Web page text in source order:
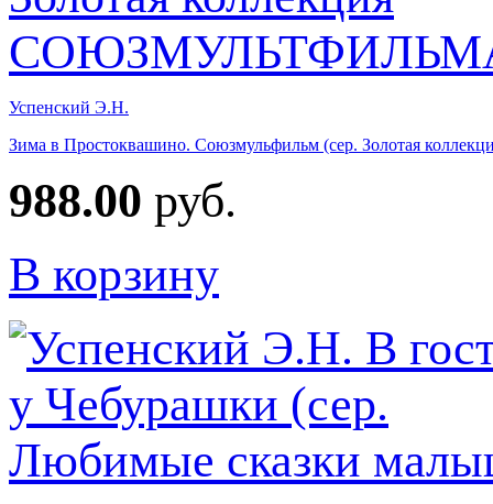
Успенский Э.Н.
Зима в Простоквашино. Союзмульфильм (сер. Золотая
988.00 руб.
В корзину